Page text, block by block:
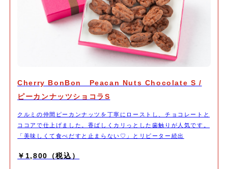
Cherry BonBon Peacan Nuts Chocolate S /
ピーカンナッツショコラS
クルミの仲間ピーカンナッツを丁寧にローストし、チョコレートと
ココアで仕上げました。香ばしくカリっとした歯触りが人気です。
「美味しくて食べだすと止まらない♡」とリピーター続出
￥1,800（税込）